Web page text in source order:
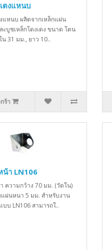
ตงแหนบ
แหนบ ผลิตจากเหล็กแผ่น
บูชเหล็กโตงเตง ขนาด โตน
น 31 มม., ยาว 10..
ร้า
น้า LN106
ความกว้าง 70 มม. (วัดใน)
แผ่นหนา 5 มม. สำหรับงาน
บ LN106 สามารถใ..